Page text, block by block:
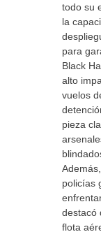
todo su
la
para
Black
alto
vuelos
pieza
policías
destacó
flota